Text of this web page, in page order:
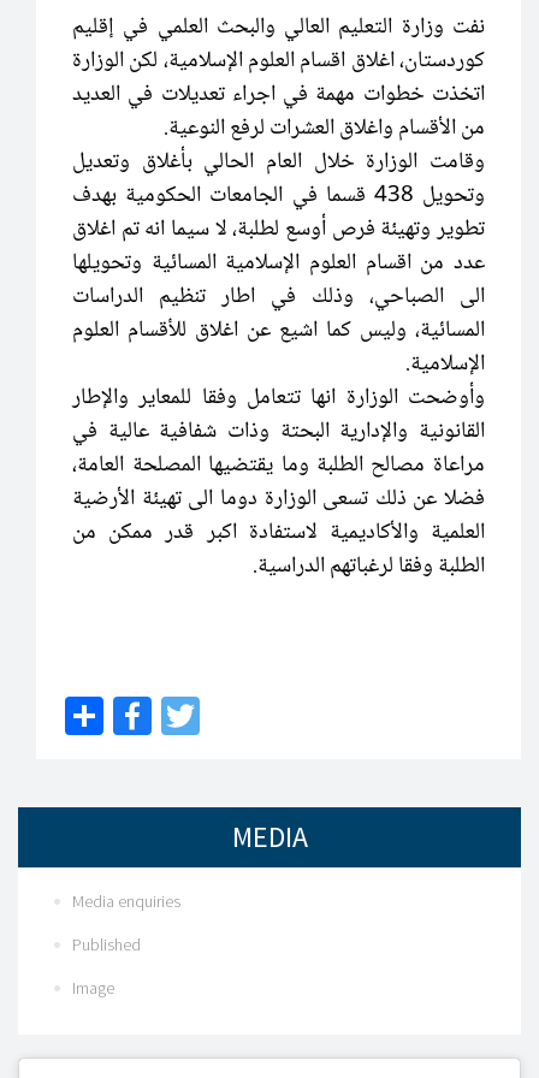
نفت وزارة التعليم العالي والبحث العلمي في إقليم
كوردستان، اغلاق اقسام العلوم الإسلامية، لكن الوزارة
اتخذت خطوات مهمة في اجراء تعديلات في العديد
من الأقسام واغلاق العشرات لرفع النوعية.
وقامت الوزارة خلال العام الحالي بأغلاق وتعديل
وتحويل 438 قسما في الجامعات الحكومية بهدف
تطوير وتهيئة فرص أوسع لطلبة، لا سيما انه تم اغلاق
عدد من اقسام العلوم الإسلامية المسائية وتحويلها
الى الصباحي، وذلك في اطار تنظيم الدراسات
المسائية، وليس كما اشيع عن اغلاق للأقسام العلوم
الإسلامية.
وأوضحت الوزارة انها تتعامل وفقا للمعاير والإطار
القانونية والإدارية البحتة وذات شفافية عالية في
مراعاة مصالح الطلبة وما يقتضيها المصلحة العامة،
فضلا عن ذلك تسعى الوزارة دوما الى تهيئة الأرضية
العلمية والأكاديمية لاستفادة اكبر قدر ممكن من
الطلبة وفقا لرغباتهم الدراسية.
ShareFacebook
MEDIA
Media enquiries
Published
Image